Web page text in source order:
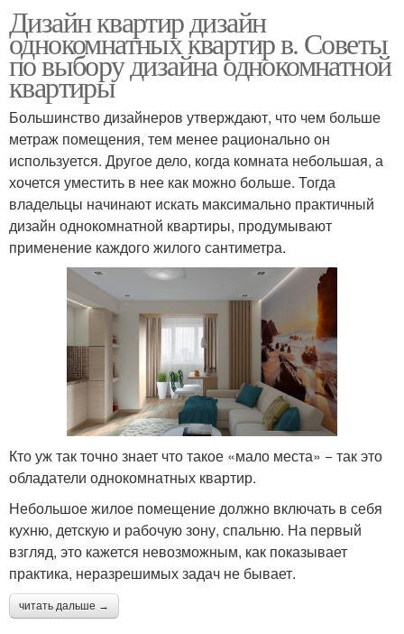
Дизайн квартир дизайн
однокомнатных квартир в. Советы
по выбору дизайна однокомнатной
квартиры
Большинство дизайнеров утверждают, что чем больше
метраж помещения, тем менее рационально он
используется. Другое дело, когда комната небольшая, а
хочется уместить в нее как можно больше. Тогда
владельцы начинают искать максимально практичный
дизайн однокомнатной квартиры, продумывают
применение каждого жилого сантиметра.
Кто уж так точно знает что такое «мало места» − так это
обладатели однокомнатных квартир.
Небольшое жилое помещение должно включать в себя
кухню, детскую и рабочую зону, спальню. На первый
взгляд, это кажется невозможным, как показывает
практика, неразрешимых задач не бывает.
читать дальше →